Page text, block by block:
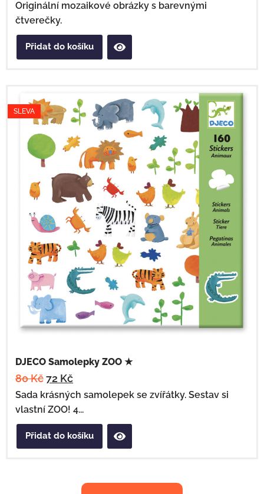
Originální mozaikové obrázky s barevnými
čtverečky.
Přidat do košíku
SLEVA
DJECO Samolepky ZOO ★
80Kč72 Kč
Sada krásných samolepek se zvířátky. Sestav si
vlastní ZOO! 4...
Přidat do košíku